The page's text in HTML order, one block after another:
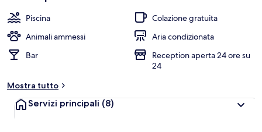
Piscina
Colazione gratuita
Animali ammessi
Aria condizionata
Bar
Reception aperta 24 ore su
24
Mostra tutto
Servizi principali (8)